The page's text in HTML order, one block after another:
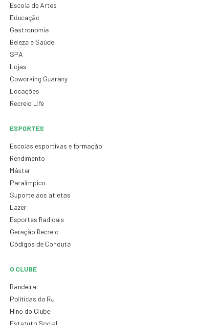
Escola de Artes
Educação
Gastronomia
Beleza e Saúde
SPA
Lojas
Coworking Guarany
Locações
Recreio LIfe
ESPORTES
Escolas esportivas e formação
Rendimento
Máster
Paralímpico
Suporte aos atletas
Lazer
Esportes Radicais
Geração Recreio
Códigos de Conduta
O CLUBE
Bandeira
Políticas do RJ
Hino do Clube
Estatuto Social